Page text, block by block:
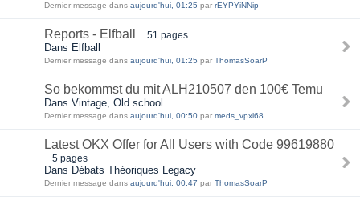
Dernier message dans aujourd'hui, 01:25 par rEYPYiNNip
Reports - Elfball 51 pages
Dans Elfball
Dernier message dans aujourd'hui, 01:25 par ThomasSoarP
So bekommst du mit ALH210507 den 100€ Temu
Dans Vintage, Old school
Dernier message dans aujourd'hui, 00:50 par meds_vpxl68
Latest OKX Offer for All Users with Code 99619880
5 pages
Dans Débats Théoriques Legacy
Dernier message dans aujourd'hui, 00:47 par ThomasSoarP